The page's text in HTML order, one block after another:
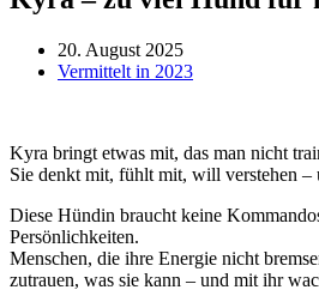
20. August 2025
Vermittelt in 2023
Kyra bringt etwas mit, das man nicht
Sie denkt mit, fühlt mit, will verstehen –
Diese Hündin braucht keine
Persönlichkeiten.
Menschen, die ihre Energie nicht
zutrauen, was sie kann – und mit ihr